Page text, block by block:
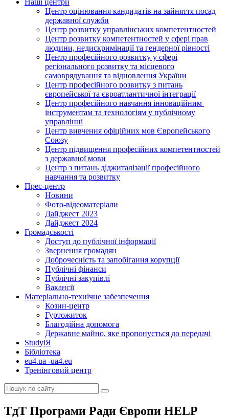
Наші центри
Центр оцінювання кандидатів на зайняття посад
державної служби
Центр розвитку управлінських компетентностей
Центр розвитку компетентностей у сфері прав
людини, недискримінації та гендерної рівності
Центр професійного розвитку у сфері
регіонального розвитку та місцевого
самоврядування та відновлення України
Центр професійного розвитку з питань
європейської та євроатлантичної інтеграції
Центр професійного навчання інноваційним
інструментам та технологіям у публічному
управлінні
Центр вивчення офіційних мов Європейського
Союзу
Центр підвищення професійних компетентностей
з державної мови
Центр з питань діджиталізації професійного
навчання та розвитку
Прес-центр
Новини
Фото-відеоматеріали
Дайджест 2023
Дайджест 2024
Громадськості
Доступ до публічної інформації
Звернення громадян
Доброчесність та запобігання корупції
Публічні фінанси
Публічні закупівлі
Вакансії
Матеріально-технічне забезпечення
Козин-центр
Гуртожиток
Благодійна допомога
Державне майно, яке пропонується до передачі
StudyіЯ
Бібліотека
eu4.ua -ua4.eu
Тренінговий центр
ТдТ Програми Ради Європи HELP